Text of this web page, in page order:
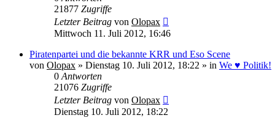
21877 Zugriffe
Letzter Beitrag von Olopax
Mittwoch 11. Juli 2012, 16:46
Piratenpartei und die bekannte KRR und Eso Scene
von Olopax » Dienstag 10. Juli 2012, 18:22 » in We ♥ Politik!
0 Antworten
21076 Zugriffe
Letzter Beitrag von Olopax
Dienstag 10. Juli 2012, 18:22